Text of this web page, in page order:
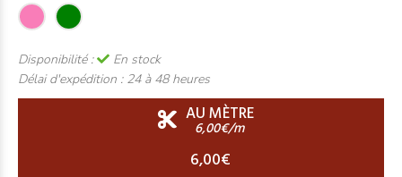
Disponibilité :
En stock
Délai d'expédition : 24 à 48 heures
AU MÈTRE
6,00€/m
6,00€